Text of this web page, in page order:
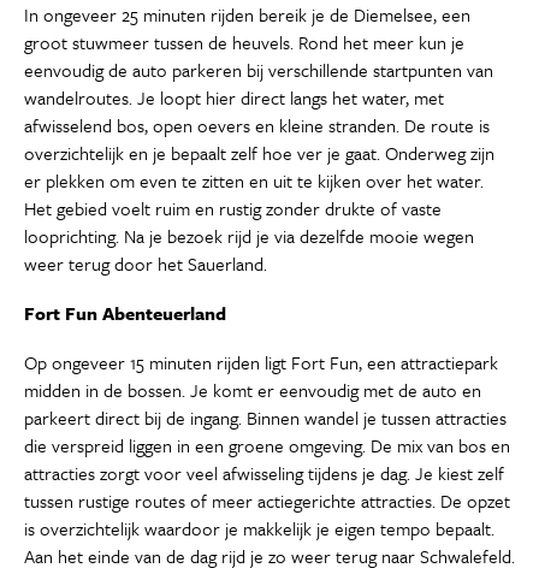
In ongeveer 25 minuten rijden bereik je de Diemelsee, een
groot stuwmeer tussen de heuvels. Rond het meer kun je
eenvoudig de auto parkeren bij verschillende startpunten van
wandelroutes. Je loopt hier direct langs het water, met
afwisselend bos, open oevers en kleine stranden. De route is
overzichtelijk en je bepaalt zelf hoe ver je gaat. Onderweg zijn
er plekken om even te zitten en uit te kijken over het water.
Het gebied voelt ruim en rustig zonder drukte of vaste
looprichting. Na je bezoek rijd je via dezelfde mooie wegen
weer terug door het Sauerland.
Fort Fun Abenteuerland
Op ongeveer 15 minuten rijden ligt Fort Fun, een attractiepark
midden in de bossen. Je komt er eenvoudig met de auto en
parkeert direct bij de ingang. Binnen wandel je tussen attracties
die verspreid liggen in een groene omgeving. De mix van bos en
attracties zorgt voor veel afwisseling tijdens je dag. Je kiest zelf
tussen rustige routes of meer actiegerichte attracties. De opzet
is overzichtelijk waardoor je makkelijk je eigen tempo bepaalt.
Aan het einde van de dag rijd je zo weer terug naar Schwalefeld.